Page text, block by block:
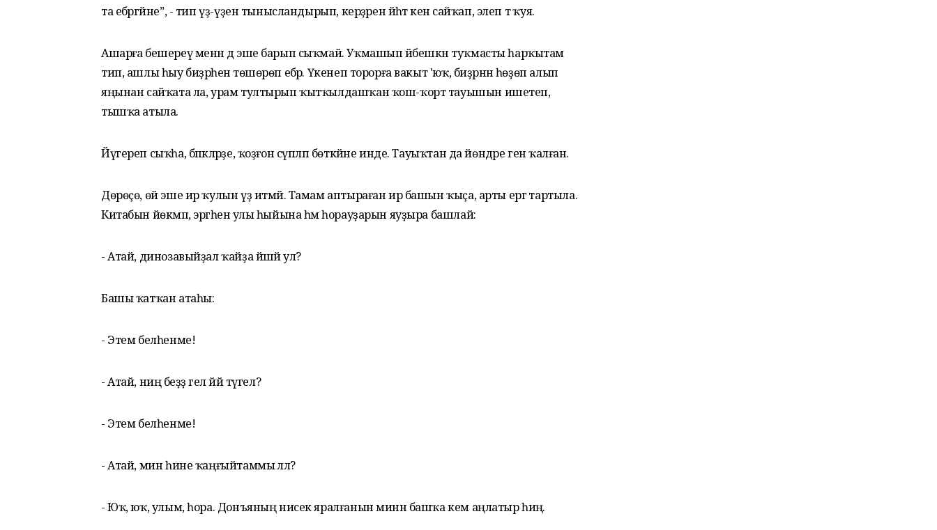
та ебәргәйне”, - тип үҙ-үҙен тынысландырып, керҙәрен йәһәт кенә сайҡап, элеп тә ҡуя.
Ашарға бешереү менән дә эше барып сыҡмай. Уҡмашып йәбешкән туҡмасты һарҡытам
тип, ашлы һыу биҙрәһенә төшөрөп ебәрә. Үкенеп торорға вакыт 'юҡ, биҙрәнән һөҙөп алып
яңынан сайҡата ла, урам тултырып ҡытҡылдашҡан ҡош-ҡорт тауышын ишетеп,
тышҡа атыла.
Йүгереп сыҡһа, бәпкәләрҙе, ҡоҙғон сүпләп бөткәйне инде. Тауыҡтан да йөндәре генә ҡалған.
Дөрөҫө, өй эше ир ҡулын үҙ итмәй. Тамам аптыраған ир башын ҡыҫа, арты ергә тартыла.
Китабын йөкмәп, эргәһенә улы һыйына һәм һорауҙарын яуҙыра башлай:
- Атай, динозавыйҙал ҡайҙа йәшәй ул?
Башы ҡатҡан атаһы:
- Этем белһенме!
- Атай, ниңә беҙҙә гел йәй түгел?
- Этем белһенме!
- Атай, мин һине ҡаңғыйтаммы әллә?
- Юҡ, юҡ, улым, һора. Донъяның нисек яралғанын минән башҡа кем аңлатыр һиңә.